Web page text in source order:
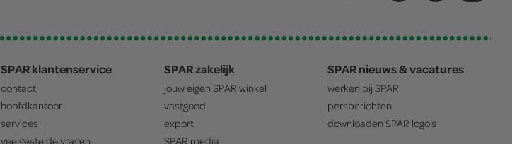
SPAR klantenservice
contact
hoofdkantoor
services
veelgestelde vragen
SPAR zakelijk
jouw eigen SPAR winkel
vastgoed
export
SPAR media
SPAR nieuws & vacatures
werken bij SPAR
persberichten
downloaden SPAR logo's